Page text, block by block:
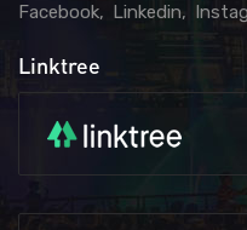
Facebook Linkedin
Linktree